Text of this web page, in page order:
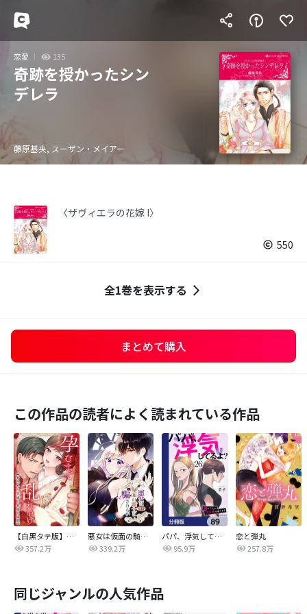
恋愛 135
奇跡を授かったシン
デレラ
藤原基央, スーザン・メイアー
〈ザヴィエラの花嫁 I〉
550
全1巻を表示する
まとめて購入
この作品の読者によく読まれている作品
【白黒タテ版】孕むまで乱れいけ～身代わり花嫁と軍服の猛愛
357.2万
悪女は仮面の騎士に騙されない
339.2万
パパ、浮気してるよ？娘と二人でクズ夫を捨てます【分冊版】
95.9万
恋と弾丸
257.8万
同じジャンルの人気作品